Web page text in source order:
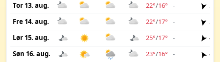
Tor 13. aug.
22°/16° -
5
Fre 14. aug.
22°/17° -
5
Lør 15. aug.
25°/17° -
4
Søn 16. aug.
23°/16° -
4